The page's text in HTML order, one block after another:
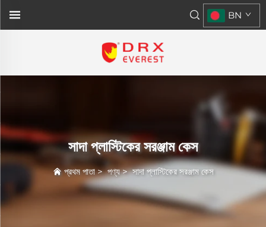
BN
সাদা প্লাস্টিকের সরঞ্জাম কেস
প্রথম পাতা>পণ্য>সাদা প্লাস্টিকের সরঞ্জাম কেস